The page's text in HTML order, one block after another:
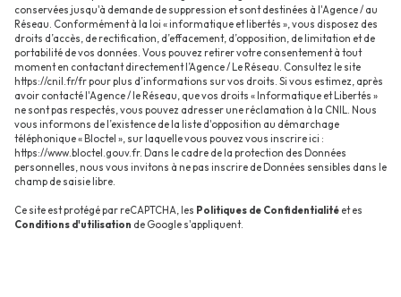
conservées jusqu'à demande de suppression et sont destinées à l'Agence / au
Réseau. Conformément à la loi « informatique et libertés », vous disposez des
droits d’accès, de rectification, d’effacement, d’opposition, de limitation et de
portabilité de vos données. Vous pouvez retirer votre consentement à tout
moment en contactant directement l’Agence / Le Réseau. Consultez le site
https://cnil.fr/frpour plus d’informations sur vos droits. Si vous estimez, après
avoir contacté l'Agence / le Réseau, que vos droits « Informatique et Libertés »
ne sont pas respectés, vous pouvez adresser une réclamation à la CNIL. Nous
vous informons de l’existence de la liste d'opposition au démarchage
téléphonique « Bloctel », sur laquelle vous pouvez vous inscrire ici :
https://www.bloctel.gouv.fr. Dans le cadre de la protection des Données
personnelles, nous vous invitons à ne pas inscrire de Données sensibles dans le
champ de saisie libre.
Ce site est protégé par reCAPTCHA, les Politiques de Confidentialité et es
Conditions d'utilisation de Google s'appliquent.